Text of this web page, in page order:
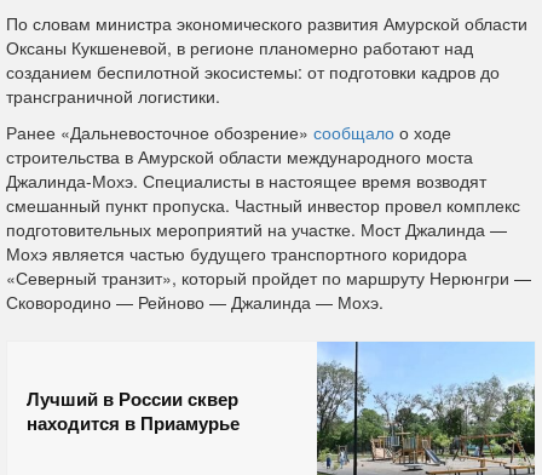
По словам министра экономического развития Амурской области
Оксаны Кукшеневой, в регионе планомерно работают над
созданием беспилотной экосистемы: от подготовки кадров до
трансграничной логистики.
Ранее «Дальневосточное обозрение» сообщало о ходе
строительства в Амурской области международного моста
Джалинда-Мохэ. Специалисты в настоящее время возводят
смешанный пункт пропуска. Частный инвестор провел комплекс
подготовительных мероприятий на участке. Мост Джалинда —
Мохэ является частью будущего транспортного коридора
«Северный транзит», который пройдет по маршруту Нерюнгри —
Сковородино — Рейново — Джалинда — Мохэ.
Лучший в России сквер
находится в Приамурье